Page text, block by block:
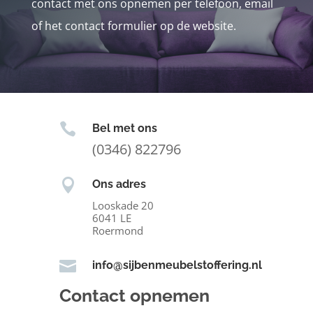
contact met ons opnemen per telefoon, email
of het contact formulier op de website.
 Bel met ons
(0346) 822796
 Ons adres
Looskade 20
6041 LE
Roermond
 info@sijbenmeubelstoffering.nl
Contact opnemen